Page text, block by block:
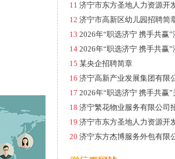
11 济宁市东方圣地人力资源开
12 济宁市高新区幼儿园招聘简
13 2026年“职选济宁 携手共赢
14 2026年“职选济宁 携手共赢
15 某央企招聘简章
16 济宁高新产业发展集团有限
17 2026年“职选济宁 携手共赢
18 济宁繁花物业服务有限公司
19 济宁市东方圣地人力资源开
20 济宁东方杰博服务外包有限